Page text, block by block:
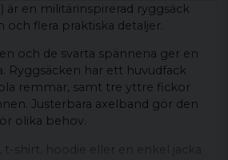
är en militärinspirerad ryggsäck
flera praktiska detaljer.
och de svarta spännena ger en
Ryggsäcken har ett huvudfack
remmar, samt tre yttre fickor
Justerbara axelband gör den
olika behov.
t-shirt, hoodie eller en enkel jacka